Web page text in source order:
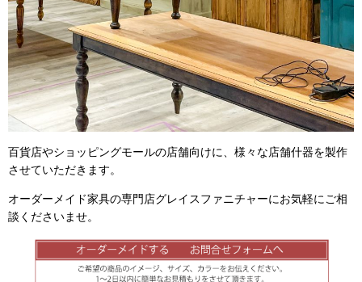
百貨店やショッピングモールの店舗向けに、様々な店舗什器を製作
させていただきます。
オーダーメイド家具の専門店グレイスファニチャーにお気軽にご相
談くださいませ。